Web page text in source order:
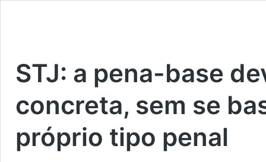
STJ: a pena-base
concreta, sem se
próprio tipo penal